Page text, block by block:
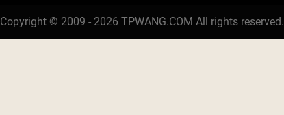
Copyright © 2009 - 2026 TPWANG.COM All rights reserved.